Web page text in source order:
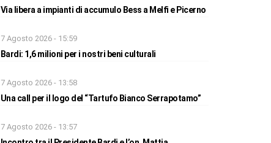
Via libera a impianti di accumulo Bess a Melfi e Picerno
7 Agosto 2026 - 15:59
Bardi: 1,6 milioni per i nostri beni culturali
7 Agosto 2026 - 13:58
Una call per il logo del “Tartufo Bianco Serrapotamo”
7 Agosto 2026 - 13:57